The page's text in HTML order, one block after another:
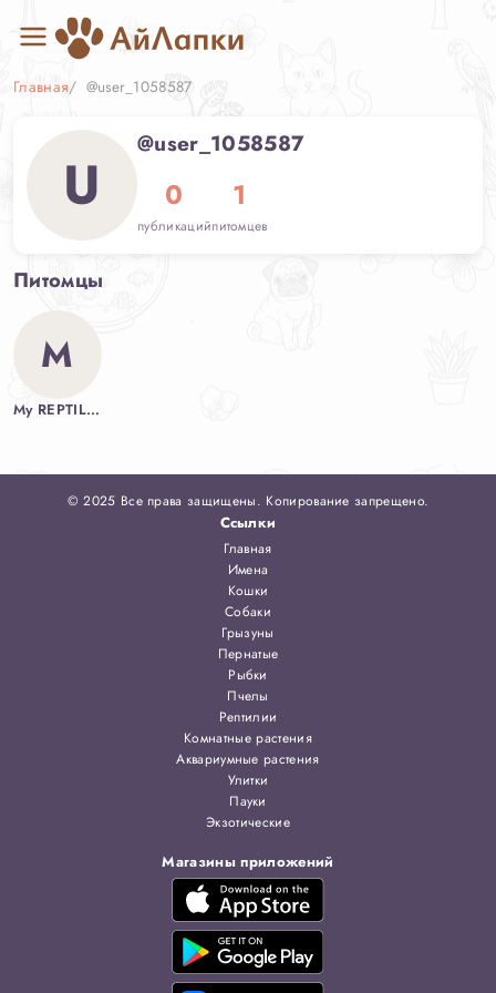
Главная @user_1058587
U
@user_1058587
0
публикаций
1
питомцев
Питомцы
M
My REPTILES
© 2025 Все права защищены. Копирование запрещено.
Ссылки
Главная
Имена
Кошки
Собаки
Грызуны
Пернатые
Рыбки
Пчелы
Рептилии
Комнатные растения
Аквариумные растения
Улитки
Пауки
Экзотические
Магазины приложений